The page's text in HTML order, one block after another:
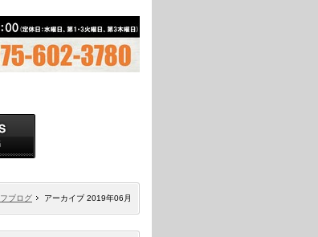
ブログ アーカイブ 2019年06月